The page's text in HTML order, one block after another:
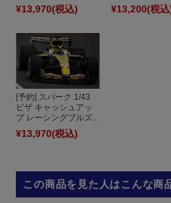
¥13,970(税込) ¥13,200(税込
[予約] スパーク 1/43
ビザ キャッシュアッ
プ レーシングブルズ...
¥13,970(税込)
この商品を見た人はこんな商